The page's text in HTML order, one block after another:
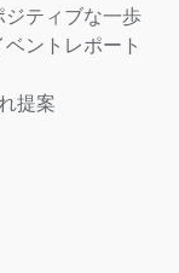
ジティブな一歩
ントレポート
提案